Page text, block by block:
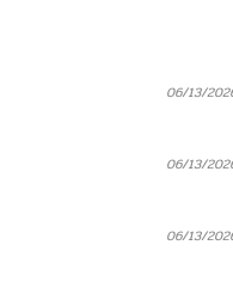
06/13/
06/13/
06/13/